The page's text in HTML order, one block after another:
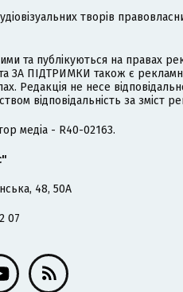
творів
та публікуються на правах
ЗА ПІДТРИМКИ також є
Редакція не несе
відповідальність за зміст
медіа - R40-02163.
48, 50А
07